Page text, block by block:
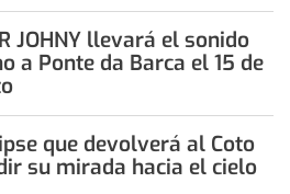
JOHNY llevará el sonido
a Ponte da Barca el 15 de
que devolverá al Coto
su mirada hacia el cielo